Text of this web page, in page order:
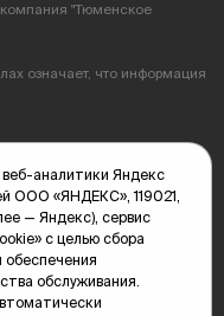
"Тюменское
означает, что информация
28А
аналитики Яндекс
ООО «ЯНДЕКС», 119021,
— Яндекс), сервис
с целью сбора
обеспечения
обслуживания.